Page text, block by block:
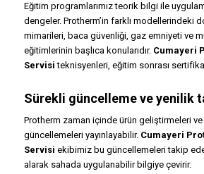
Eğitim programlarımız teorik bilgi ile
dengeler. Protherm’in farklı modellerindeki
mimarileri, baca güvenliği, gaz emniyeti ve
eğitimlerinin başlıca konularıdır. Cumayeri
Servisi teknisyenleri, eğitim sonrası
Sürekli güncelleme ve yenilik
Protherm zaman içinde ürün geliştirmeleri ve
güncellemeleri yayınlayabilir. Cumayeri
Servisi ekibimiz bu güncellemeleri takip
alarak sahada uygulanabilir bilgiye çevirir.